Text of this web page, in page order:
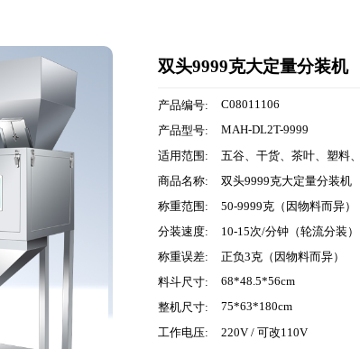
双头9999克大定量分装机
产品编号:
C08011106
产品型号:
MAH-DL2T-9999
适用范围:
五谷、干货、茶叶、塑料
商品名称:
双头9999克大定量分装机
称重范围:
50-9999克（因物料而异）
分装速度:
10-15次/分钟（轮流分装）
称重误差:
正负3克（因物料而异）
料斗尺寸:
68*48.5*56cm
整机尺寸:
75*63*180cm
工作电压:
220V / 可改110V